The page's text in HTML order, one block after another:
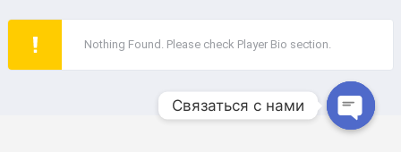
Nothing Found. Please check Player Bio section.
Связаться с нами